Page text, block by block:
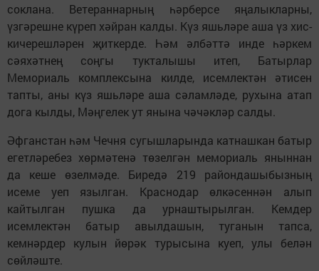
соклана. Ветераннарның һәрберсе яңалыкларны,
үзгәрешне күреп хәйран калды. Күз яшьләре аша үз хис-
кичерешләрен җиткерде. Һәм әлбәттә инде һәркем
сәяхәтнең соңгы тукталышы итеп, Батырлар
Мемориаль комплексына килде, исемлектән әтисен
тапты, аны күз яшьләре аша сәламләде, рухына атап
дога кылды, Мәңгелек ут янына чәчәкләр салды.
Әфганстан һәм Чечня сугышларында катнашкан батыр
егетләребез хөрмәтенә төзелгән мемориаль яныннан
да кеше өзелмәде. Биредә 219 райондашыбызның
исеме уеп язылган. Краснодар өлкәсеннән алып
кайтылган пушка да урнаштырылган. Кемдер
исемлектән батыр авылдашын, туганын тапса,
кемнәрдер кулын йөрәк турысына куеп, улы белән
сөйләште.